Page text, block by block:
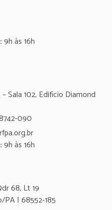
9h às 16h
Sala 102, Edifício Diamond
090
9h às 16h
68, Lt 19
PA | 68552-185